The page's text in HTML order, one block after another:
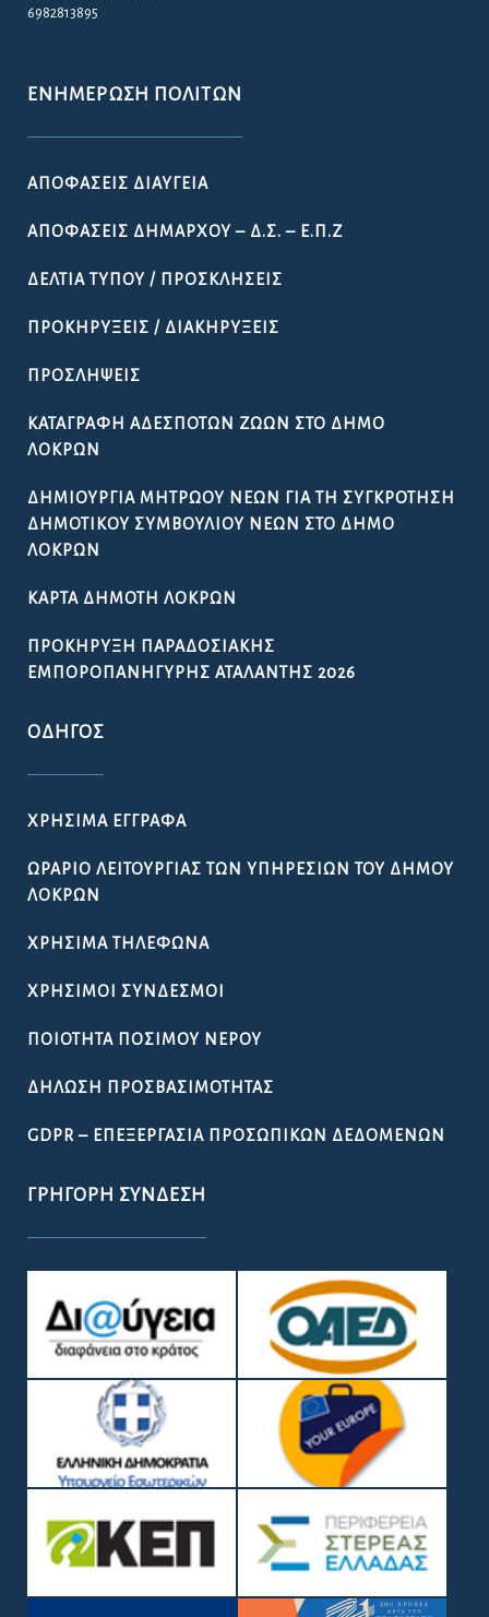
6982813895
ΕΝΗΜΈΡΩΣΗ ΠΟΛΙΤΏΝ
ΑΠΟΦΆΣΕΙΣ ΔΙΑΎΓΕΙΑ
ΑΠΟΦΆΣΕΙΣ ΔΗΜΆΡΧΟΥ – Δ.Σ. – Ε.Π.Ζ
ΔΕΛΤΊΑ ΤΎΠΟΥ / ΠΡΟΣΚΛΉΣΕΙΣ
ΠΡΟΚΗΡΎΞΕΙΣ / ΔΙΑΚΗΡΎΞΕΙΣ
ΠΡΟΣΛΉΨΕΙΣ
ΚΑΤΑΓΡΑΦΉ ΑΔΈΣΠΟΤΩΝ ΖΏΩΝ ΣΤΟ ΔΉΜΟ
ΛΟΚΡΏΝ
ΔΗΜΙΟΥΡΓΊΑ ΜΗΤΡΏΟΥ ΝΈΩΝ ΓΙΑ ΤΗ ΣΥΓΚΡΌΤΗΣΗ
ΔΗΜΟΤΙΚΟΎ ΣΥΜΒΟΥΛΊΟΥ ΝΈΩΝ ΣΤΟ ΔΉΜΟ
ΛΟΚΡΏΝ
ΚΆΡΤΑ ΔΗΜΌΤΗ ΛΟΚΡΏΝ
ΠΡΟΚΉΡΥΞΗ ΠΑΡΑΔΟΣΙΑΚΉΣ
ΕΜΠΟΡΟΠΑΝΉΓΥΡΗΣ ΑΤΑΛΆΝΤΗΣ 2026
ΟΔΗΓΌΣ
ΧΡΉΣΙΜΑ ΈΓΓΡΑΦΑ
ΩΡΆΡΙΟ ΛΕΙΤΟΥΡΓΊΑΣ ΤΩΝ ΥΠΗΡΕΣΙΏΝ ΤΟΥ ΔΉΜΟΥ
ΛΟΚΡΏΝ
ΧΡΉΣΙΜΑ ΤΗΛΈΦΩΝΑ
ΧΡΉΣΙΜΟΙ ΣΎΝΔΕΣΜΟΙ
ΠΟΙΌΤΗΤΑ ΠΌΣΙΜΟΥ ΝΕΡΟΎ
ΔΉΛΩΣΗ ΠΡΟΣΒΑΣΙΜΌΤΗΤΑΣ
GDPR – ΕΠΕΞΕΡΓΑΣΙΑ ΠΡΟΣΩΠΙΚΩΝ ΔΕΔΟΜΕΝΩΝ
ΓΡΉΓΟΡΗ ΣΎΝΔΕΣΗ